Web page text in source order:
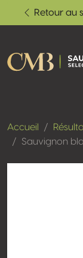
Retour au
Accueil
Sauvignon